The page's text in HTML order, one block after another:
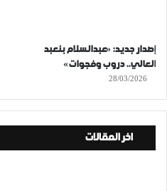
إصدار جديد: «عبدالسلام بنعبد
العالي.. دروب وفجوات»
28/03/2026
اخر المقالات